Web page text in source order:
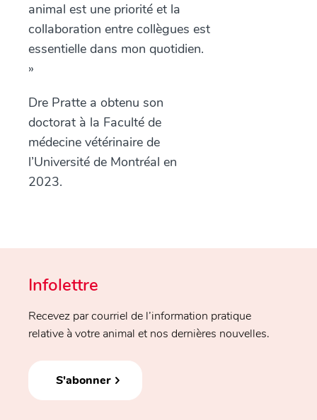
animal est une priorité et la
collaboration entre collègues est
essentielle dans mon quotidien.
»
Dre Pratte a obtenu son
doctorat à la Faculté de
médecine vétérinaire de
l’Université de Montréal en
2023.
Infolettre
Recevez par courriel de l’information pratique
relative à votre animal et nos dernières nouvelles.
S'abonner